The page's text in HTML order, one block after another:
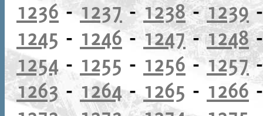
1236-1237- 1238-1239
1245 - 1246-1247-1248
1254 - 1255 - 1256 -1257
1263- 1264- 1265 - 1266